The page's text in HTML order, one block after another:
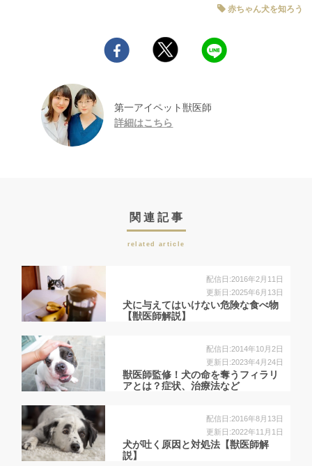
赤ちゃん犬を知ろう
第一アイペット獣医師
詳細はこちら
関連記事
related article
配信日:2016年2月11日
更新日:2025年6月13日
犬に与えてはいけない危険な食べ物
【獣医師解説】
配信日:2014年10月2日
更新日:2023年4月24日
獣医師監修！犬の命を奪うフィラリ
アとは？症状、治療法など
配信日:2016年8月13日
更新日:2022年11月1日
犬が吐く原因と対処法【獣医師解
説】